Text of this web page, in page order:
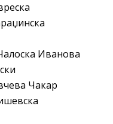
Иванова
Чакар